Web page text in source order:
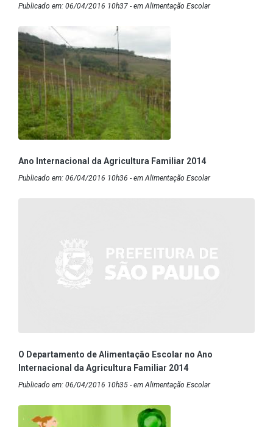
Publicado em: 06/04/2016 10h37 - em Alimentação Escolar
Ano Internacional da Agricultura Familiar 2014
Publicado em: 06/04/2016 10h36 - em Alimentação Escolar
O Departamento de Alimentação Escolar no Ano
Internacional da Agricultura Familiar 2014
Publicado em: 06/04/2016 10h35 - em Alimentação Escolar